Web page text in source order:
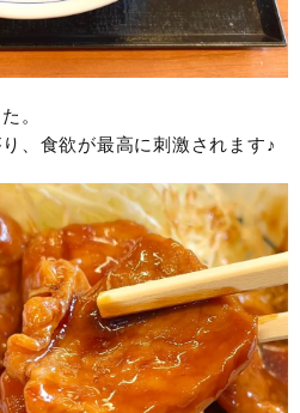
。
、食欲が最高に刺激されます♪